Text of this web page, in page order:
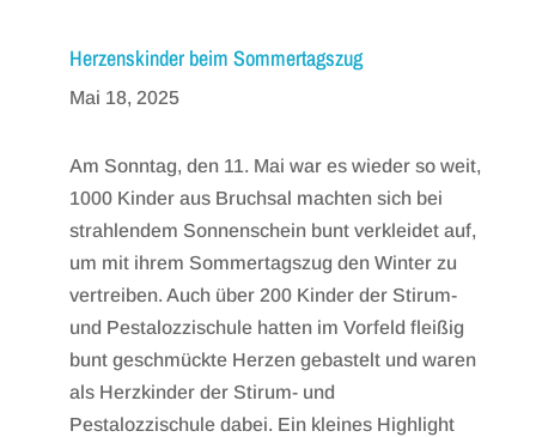
Herzenskinder beim Sommertagszug
Mai 18, 2025
Am Sonntag, den 11. Mai war es wieder so weit,
1000 Kinder aus Bruchsal machten sich bei
strahlendem Sonnenschein bunt verkleidet auf,
um mit ihrem Sommertagszug den Winter zu
vertreiben. Auch über 200 Kinder der Stirum-
und Pestalozzischule hatten im Vorfeld fleißig
bunt geschmückte Herzen gebastelt und waren
als Herzkinder der Stirum- und
Pestalozzischule dabei. Ein kleines Highlight